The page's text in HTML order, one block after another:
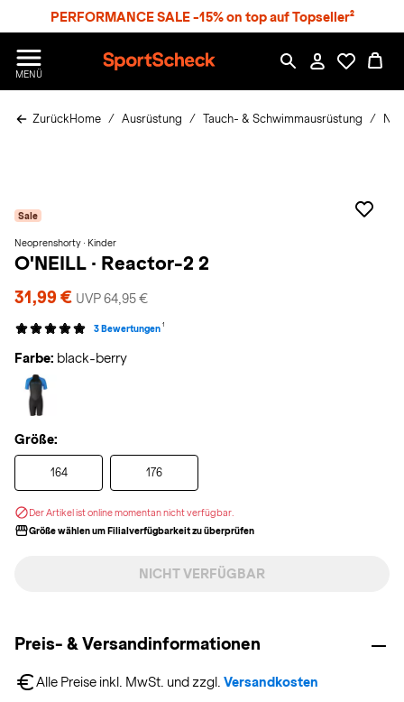
PERFORMANCE SALE -15% on top auf Topseller²
MENÜ
p
r
k
ZurückHome Ausrüstung Tauch- & Schwimmausrüstung
Sale
Neoprenshorty · Kinder
O'NEILL · Reactor-2 2
31,99 € UVP 64,95 €
3 Bewertungen 1
Farbe: black-berry
Größe:
164 176
Der Artikel ist online momentan nicht verfügbar.
Größe wählen um Filialverfügbarkeit zu überprüfen
NICHT VERFÜGBAR
Preis- & Versandinformationen
Alle Preise inkl. MwSt. und zzgl. Versandkosten